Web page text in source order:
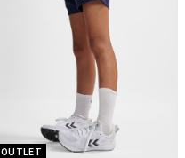
OUTLET